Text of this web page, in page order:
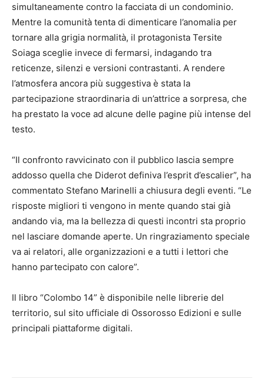
simultaneamente contro la facciata di un condominio.
Mentre la comunità tenta di dimenticare l’anomalia per
tornare alla grigia normalità, il protagonista Tersite
Soiaga sceglie invece di fermarsi, indagando tra
reticenze, silenzi e versioni contrastanti. A rendere
l’atmosfera ancora più suggestiva è stata la
partecipazione straordinaria di un’attrice a sorpresa, che
ha prestato la voce ad alcune delle pagine più intense del
testo.
“Il confronto ravvicinato con il pubblico lascia sempre
addosso quella che Diderot definiva l’esprit d’escalier”, ha
commentato Stefano Marinelli a chiusura degli eventi. “Le
risposte migliori ti vengono in mente quando stai già
andando via, ma la bellezza di questi incontri sta proprio
nel lasciare domande aperte. Un ringraziamento speciale
va ai relatori, alle organizzazioni e a tutti i lettori che
hanno partecipato con calore”.
Il libro “Colombo 14” è disponibile nelle librerie del
territorio, sul sito ufficiale di Ossorosso Edizioni e sulle
principali piattaforme digitali.